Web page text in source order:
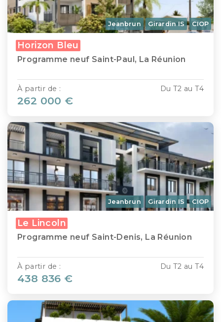
Jeanbrun Girardin IS CIOP
Horizon Bleu
Programme neuf Saint-Paul, La Réunion
Du T2 au T4
À partir de :
262 000 €
Jeanbrun Girardin IS CIOP
Le Lincoln
Programme neuf Saint-Denis, La Réunion
Du T2 au T4
À partir de :
438 836 €